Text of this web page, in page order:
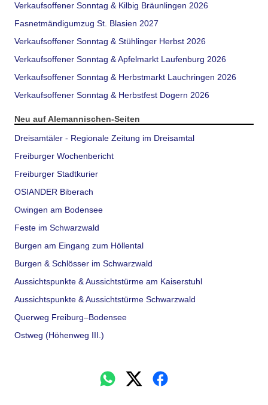
Verkaufsoffener Sonntag & Kilbig Bräunlingen 2026
Fasnetmändigumzug St. Blasien 2027
Verkaufsoffener Sonntag & Stühlinger Herbst 2026
Verkaufsoffener Sonntag & Apfelmarkt Laufenburg 2026
Verkaufsoffener Sonntag & Herbstmarkt Lauchringen 2026
Verkaufsoffener Sonntag & Herbstfest Dogern 2026
Neu auf Alemannischen-Seiten
Dreisamtäler - Regionale Zeitung im Dreisamtal
Freiburger Wochenbericht
Freiburger Stadtkurier
OSIANDER Biberach
Owingen am Bodensee
Feste im Schwarzwald
Burgen am Eingang zum Höllental
Burgen & Schlösser im Schwarzwald
Aussichtspunkte & Aussichtstürme am Kaiserstuhl
Aussichtspunkte & Aussichtstürme Schwarzwald
Querweg Freiburg–Bodensee
Ostweg (Höhenweg III.)